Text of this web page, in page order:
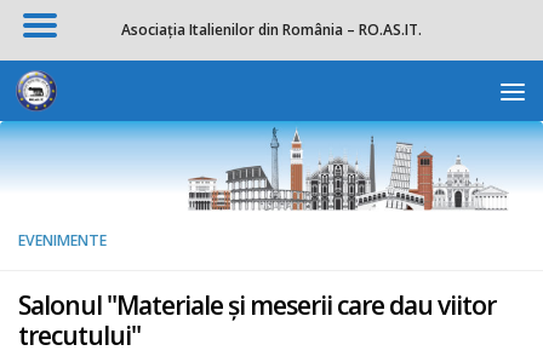
Skip to content
EVENIMENTE
Salonul "Materiale și meserii care dau viitor
trecutului"
Asociația Italienilor din România – RO.AS.IT.